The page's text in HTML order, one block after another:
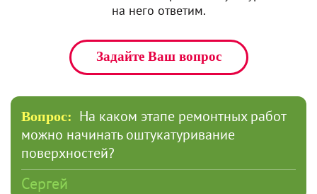
на него ответим.
Задайте Ваш вопрос
Вопрос: На каком этапе ремонтных работ
можно начинать оштукатуривание
поверхностей?
Сергей